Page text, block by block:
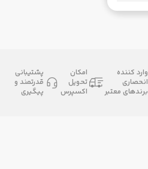
وارد کننده
انحصاری
برندهای معتبر
امکان
تحویل
اکسپرس
پشتیبانی
قدرتمند و
پیگیری